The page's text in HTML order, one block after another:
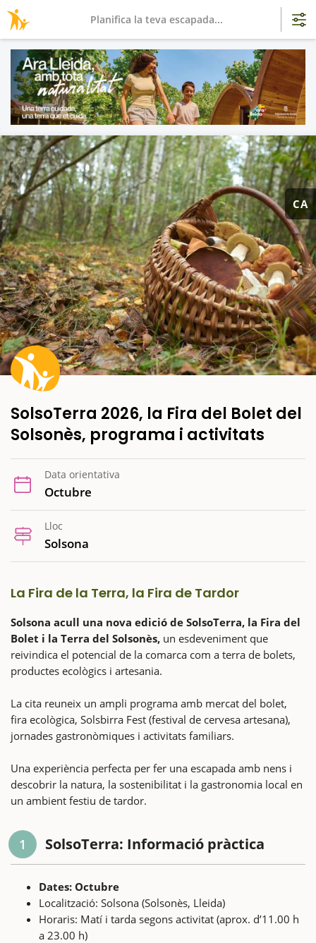
CA
SolsoTerra 2026, la Fira del Bolet del
Solsonès, programa i activitats
Data orientativa
Octubre
Lloc
Solsona
La Fira de la Terra, la Fira de Tardor
Solsona acull una nova edició de SolsoTerra, la Fira del
Bolet i la Terra del Solsonès, un esdeveniment que
reivindica el potencial de la comarca com a terra de bolets,
productes ecològics i artesania.
La cita reuneix un ampli programa amb mercat del bolet,
fira ecològica, Solsbirra Fest (festival de cervesa artesana),
jornades gastronòmiques i activitats familiars.
Una experiència perfecta per fer una escapada amb nens i
descobrir la natura, la sostenibilitat i la gastronomia local en
un ambient festiu de tardor.
1 SolsoTerra: Informació pràctica
Dates: Octubre
Localització: Solsona (Solsonès, Lleida)
Horaris: Matí i tarda segons activitat (aprox. d’11.00 h
a 23.00 h)
Planifica la teva escapada...